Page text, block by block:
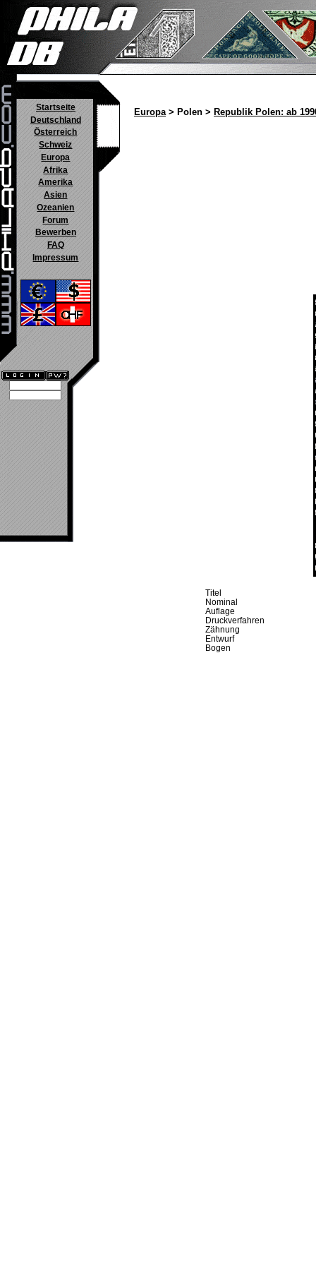
Startseite
Deutschland
Österreich
Schweiz
Europa
Afrika
Amerika
Asien
Ozeanien
Forum
Bewerben
FAQ
Impressum
Europa> Polen > Republik Polen: ab
Titel
Nominal
Auflage
Druckverfahren
Zähnung
Entwurf
Bogen